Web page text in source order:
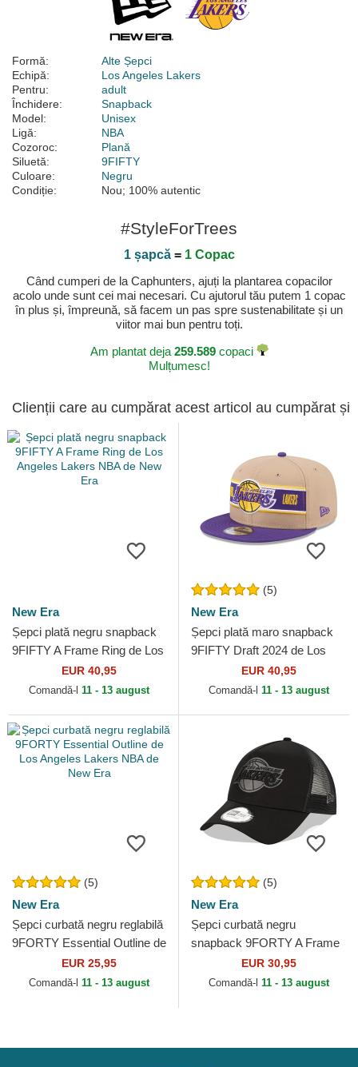
Formă:
Alte Șepci
Echipă:
Los Angeles Lakers
Pentru:
adult
Închidere:
Snapback
Model:
Unisex
Ligă:
NBA
Cozoroc:
Plană
Siluetă:
9FIFTY
Culoare:
Negru
Condiție:
Nou; 100% autentic
#StyleForTrees
1 șapcă= 1 Copac
Când cumperi de la Caphunters, ajuți la plantarea copacilor
acolo unde sunt cei mai necesari. Cu ajutorul tău putem 1 copac
în plus și, împreună, să facem un pas spre sustenabilitate și un
viitor mai bun pentru toți.
Am plantat deja 259.589copaci
Mulțumesc!
Clienții care au cumpărat acest articol au cumpărat și
New Era
Șepci plată negru snapback
9FIFTY A Frame Ring de Los
Angeles Lakers NBA de New
Era
EUR 40,95
Comandă-l 11 - 13 august
(5)
New Era
Șepci plată maro snapback
9FIFTY Draft 2024 de Los
Angeles Lakers NBA de New
Era
EUR 40,95
Comandă-l 11 - 13 august
(5)
New Era
Șepci curbată negru reglabilă
9FORTY Essential Outline de
Los Angeles Lakers NBA de
New Era
EUR 25,95
Comandă-l 11 - 13 august
(5)
New Era
Șepci curbată negru
snapback 9FORTY A Frame
Tonal de Los Angeles Lakers
NBA de New Era
EUR 30,95
Comandă-l 11 - 13 august